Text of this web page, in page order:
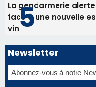
La gendarmerie
face à une nouvelle
vin
Newsletter